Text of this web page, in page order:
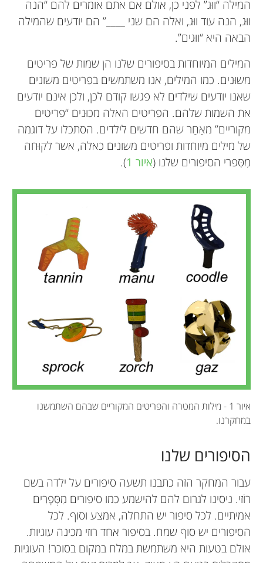
המילה “ווּג” לפני כן, אולם אם אתם אומרים להם “הנה
ווּג, הנה עוד ווּג, ואלה הם שני ____” הם יודעים שהמילה
הבאה היא “ווּגים”.
המילים המיוחדות בסיפורים שלנו הן שמות של פריטים
משוּנים. כמו המילים, אנו משתמשים בפריטים משונים
שאנו יודעים שילדים לא פגשו קודם לכן, ולכן אינם יודעים
את השמות שלהם. הפריטים האלה מכוּנים “פריטים
מקוריים” מאַחַר שהם חדשים לילדים. הסתכלו על דוגמה
של מילים מיוחדות ופריטים משונים כאלה, אשר לקוּחה
מִסִּפרי הסיפורים שלנו (איור 1 ).
איור 1 - מילות המטרה והפריטים המקוריים שבהם השתמשנו
במחקרנו.
הסיפורים שלנו
עבור המחקר הזה כתבנו תשעה סיפורים על ילדה בשם
רוֹזי. ניסינו לגרום להם להישמע כמו סיפורים מִסְּפָרִים
אמיתיים. לכל סיפור יש התחלה, אמצע וסוף. לכל
הסיפורים יש סוף שמח. בסיפור אחד רוזי מכינה עוגיות.
אולם בטעות היא משתמשת במלח במקום בסוכר! העוגיות